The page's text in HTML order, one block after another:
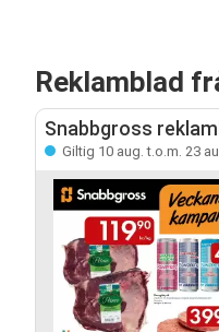
Reklamblad
Snabbgross
Giltig 10 aug. t.o.m. 23